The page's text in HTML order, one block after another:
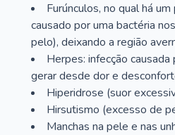
Furúnculos, no qual há
causado por uma bactéria
pelo), deixando a região
Herpes: infecção
gerar desde dor e
Hiperidrose (suor
Hirsutismo (excesso de
Manchas na pele e nas